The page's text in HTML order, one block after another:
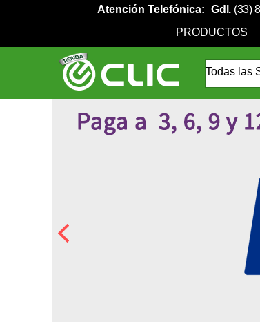
Atención Telefónica: Gdl. (33)
PRODUCTOS